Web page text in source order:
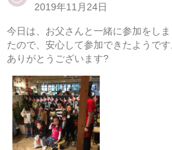
2019年11月24日
今日は、お父さんと一緒に参加をし
たので、安心して参加できたようです
ありがとうございます?